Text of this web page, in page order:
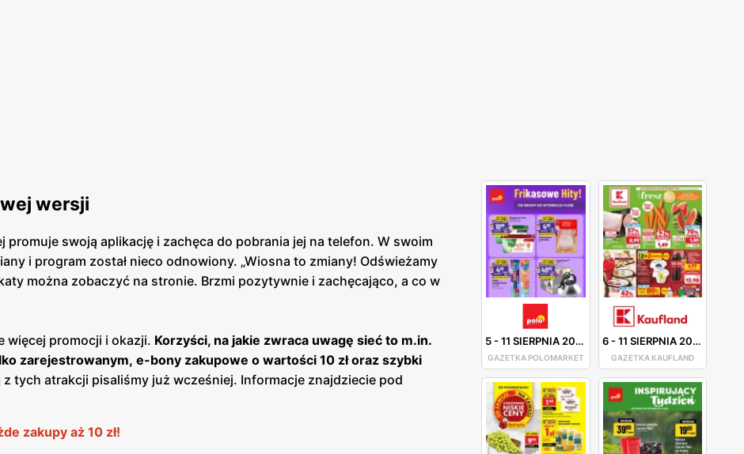
5-11 SIERPNIA 2026
GAZETKA POLOMARKET
6-11 SIERPNIA 2026
GAZETKA KAUFLAND
wersji
swoją aplikację i zachęca do pobrania jej na telefon. W swoim
i program został nieco odnowiony. „Wiosna to zmiany! Odświeżamy
można zobaczyć na stronie. Brzmi pozytywnie i zachęcająco, a co w
więcej promocji i okazji. Korzyści, na jakie zwraca uwagę sieć to m.in.
zarejestrowanym, e-bony zakupowe o wartości 10 zł oraz szybki
z tych atrakcji pisaliśmy już wcześniej. Informacje znajdziecie pod
zakupy aż 10 zł!